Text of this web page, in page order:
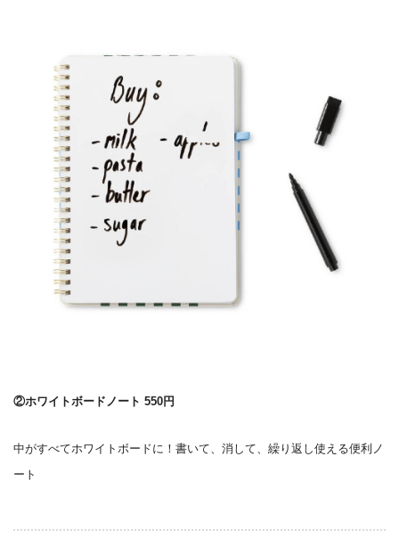
②ホワイトボードノート 550円
中がすべてホワイトボードに！書いて、消して、繰り返し使える便利ノ
ート